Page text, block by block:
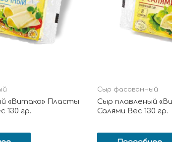
«Витако» Пласты
130 гр.
Сыр фасованный
Сыр плавленый
Салями Вес 130 гр.